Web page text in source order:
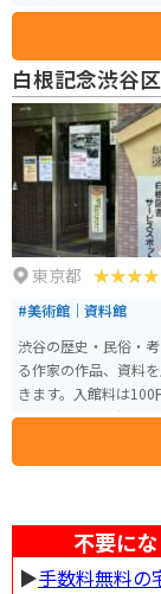
が「猿楽塚」と呼ば
白根記念渋谷
東京都
#美術館｜資料館
渋谷の歴史・民俗・
る作家の作品、資料
きます。入館料は100
ポットです。「郷土博物館」
谷区の旧石器時代か
充実しており、地域
展過程や文化遺産についての
かりのある作家や文
性を感じることがで
どが含まれており、
不要に
▶︎手数料無料の